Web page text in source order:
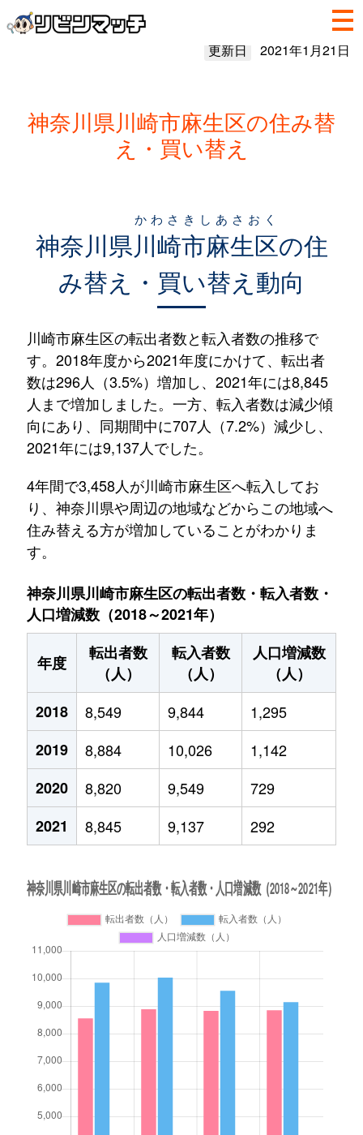
更新日 2021年1月21日
神奈川県川崎市麻生区の住み替
え・買い替え
神奈川県川崎市麻生区
かわさきしあさおく
の住
み替え・買い替え動向
川崎市麻生区の転出者数と転入者数の推移で
す。2018年度から2021年度にかけて、転出者
数は296人（3.5%）増加し、2021年には8,845
人まで増加しました。一方、転入者数は減少傾
向にあり、同期間中に707人（7.2%）減少し、
2021年には9,137人でした。
4年間で3,458人が川崎市麻生区へ転入してお
り、神奈川県や周辺の地域などからこの地域へ
住み替える方が増加していることがわかりま
す。
神奈川県川崎市麻生区の転出者数・転入者数・
人口増減数（2018～2021年）
年度
転出者数
（人）
転入者数
（人）
人口増減数
（人）
2018
8,549 9,844
1,295
2019
8,884 10,026
1,142
2020
8,820 9,549
729
2021
8,845 9,137 292